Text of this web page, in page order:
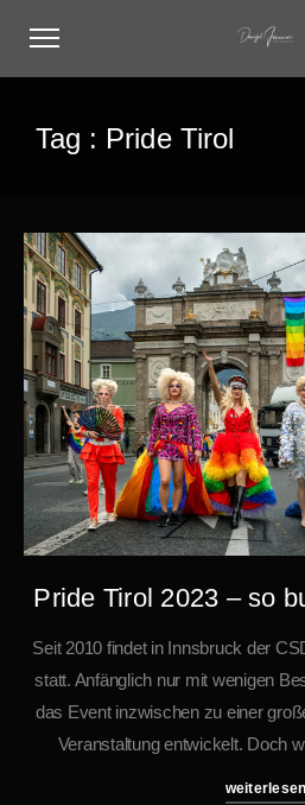
Tag : Pride Tirol
Pride Tirol 2023 – so
Seit 2010 findet in Innsbruck der
statt. Anfänglich nur mit wenigen
das Event inzwischen zu einer
Veranstaltung entwickelt. Doch
weiterlesen